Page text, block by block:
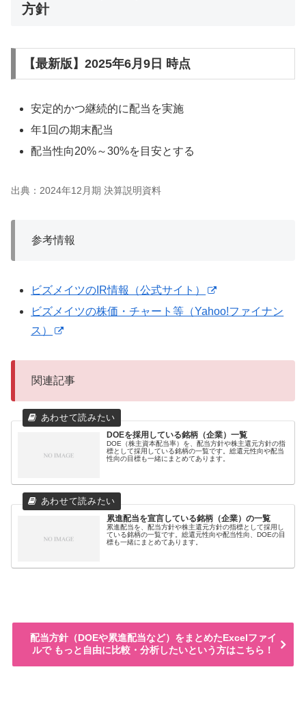
方針
【最新版】2025年6月9日 時点
安定的かつ継続的に配当を実施
年1回の期末配当
配当性向20%～30%を目安とする
出典：2024年12月期 決算説明資料
参考情報
ビズメイツのIR情報（公式サイト）
ビズメイツの株価・チャート等（Yahoo!ファイナン
ス）
関連記事
DOEを採用している銘柄（企業）一覧
DOE（株主資本配当率）を、配当方針や株主還元方針の指
標として採用している銘柄の一覧です。総還元性向や配当
性向の目標も一緒にまとめてあります。
累進配当を宣言している銘柄（企業）の一覧
累進配当を、配当方針や株主還元方針の指標として採用し
ている銘柄の一覧です。総還元性向や配当性向、DOEの目
標も一緒にまとめてあります。
配当方針（DOEや累進配当など）をまとめたExcelファイ
ルで もっと自由に比較・分析したいという方はこちら！